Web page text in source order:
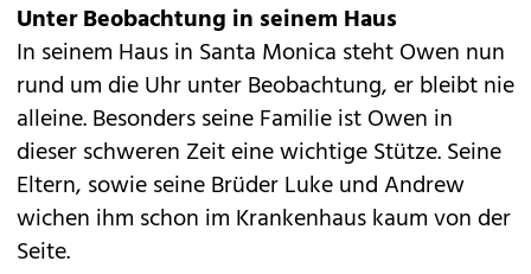
Unter Beobachtung in seinem Haus
In seinem Haus in Santa Monica steht Owen nun
rund um die Uhr unter Beobachtung, er bleibt nie
alleine. Besonders seine Familie ist Owen in
dieser schweren Zeit eine wichtige Stütze. Seine
Eltern, sowie seine Brüder Luke und Andrew
wichen ihm schon im Krankenhaus kaum von der
Seite.